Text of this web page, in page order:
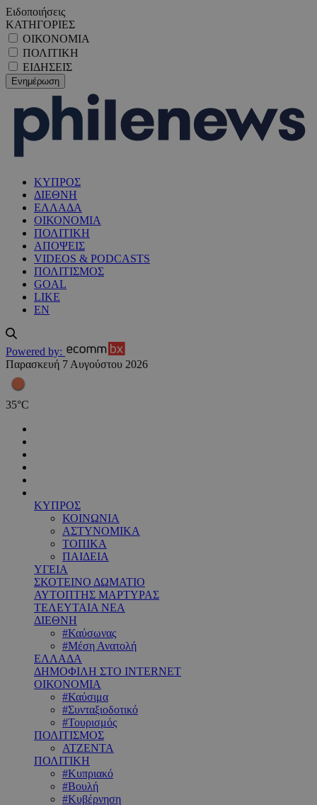
Ειδοποιήσεις
ΚΑΤΗΓΟΡΙΕΣ
ΟΙΚΟΝΟΜΙΑ
ΠΟΛΙΤΙΚΗ
ΕΙΔΗΣΕΙΣ
ΚΥΠΡΟΣ
ΔΙΕΘΝΗ
ΕΛΛΑΔΑ
ΟΙΚΟΝΟΜΙΑ
ΠΟΛΙΤΙΚΗ
ΑΠΟΨΕΙΣ
VIDEOS & PODCASTS
ΠΟΛΙΤΙΣΜΟΣ
GOAL
LIKE
EN
Powered by:
Παρασκευή 7 Αυγούστου 2026
35°C
ΚΥΠΡΟΣ
ΚΟΙΝΩΝΙΑ
ΑΣΤΥΝΟΜΙΚΑ
ΤΟΠΙΚΑ
ΠΑΙΔΕΙΑ
ΥΓΕΙΑ
ΣΚΟΤΕΙΝΟ ΔΩΜΑΤΙΟ
ΑΥΤΟΠΤΗΣ ΜΑΡΤΥΡΑΣ
ΤΕΛΕΥΤΑΙΑ ΝΕΑ
ΔΙΕΘΝΗ
#Καύσωνας
#Μέση Ανατολή
ΕΛΛΑΔΑ
ΔΗΜΟΦΙΛΗ ΣΤΟ INTERNET
ΟΙΚΟΝΟΜΙΑ
#Καύσιμα
#Συνταξιοδοτικό
#Τουρισμός
ΠΟΛΙΤΙΣΜΟΣ
ΑΤΖΕΝΤΑ
ΠΟΛΙΤΙΚΗ
#Κυπριακό
#Βουλή
#Κυβέρνηση